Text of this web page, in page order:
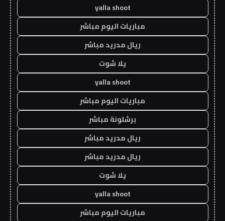
yalla shoot
مباريات اليوم مباشر
ريال مدريد مباشر
يلا شوت
yalla shoot
مباريات اليوم مباشر
برشلونة مباشر
ريال مدريد مباشر
ريال مدريد مباشر
يلا شوت
yalla shoot
مباريات اليوم مباشر